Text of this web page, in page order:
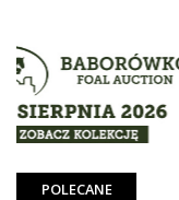
POLECANE